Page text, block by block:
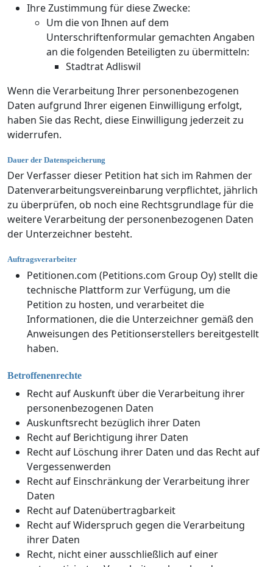
Ihre Zustimmung für diese Zwecke:
Um die von Ihnen auf dem
Unterschriftenformular gemachten Angaben
an die folgenden Beteiligten zu übermitteln:
Stadtrat Adliswil
Wenn die Verarbeitung Ihrer personenbezogenen
Daten aufgrund Ihrer eigenen Einwilligung erfolgt,
haben Sie das Recht, diese Einwilligung jederzeit zu
widerrufen.
Dauer der Datenspeicherung
Der Verfasser dieser Petition hat sich im Rahmen der
Datenverarbeitungsvereinbarung verpflichtet, jährlich
zu überprüfen, ob noch eine Rechtsgrundlage für die
weitere Verarbeitung der personenbezogenen Daten
der Unterzeichner besteht.
Auftragsverarbeiter
Petitionen.com (Petitions.com Group Oy) stellt die
technische Plattform zur Verfügung, um die
Petition zu hosten, und verarbeitet die
Informationen, die die Unterzeichner gemäß den
Anweisungen des Petitionserstellers bereitgestellt
haben.
Betroffenenrechte
Recht auf Auskunft über die Verarbeitung ihrer
personenbezogenen Daten
Auskunftsrecht bezüglich ihrer Daten
Recht auf Berichtigung ihrer Daten
Recht auf Löschung ihrer Daten und das Recht auf
Vergessenwerden
Recht auf Einschränkung der Verarbeitung ihrer
Daten
Recht auf Datenübertragbarkeit
Recht auf Widerspruch gegen die Verarbeitung
ihrer Daten
Recht, nicht einer ausschließlich auf einer